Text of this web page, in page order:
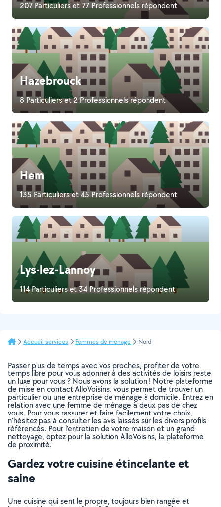
207 Particuliers et 77 Professionnels répondent
Hazebrouck
8 Particuliers et 2 Professionnels répondent
Hem
135 Particuliers et 45 Professionnels répondent
Lys-lez-Lannoy
114 Particuliers et 34 Professionnels répondent
Accueil services Femmes de ménage Nord
Passer plus de temps avec vos proches, profiter de votre
temps libre pour vous adonner à des activités de loisirs reste
un luxe pour vous ? Nous avons la solution ! Notre plateforme
de mise en contact AlloVoisins, vous permet de trouver un
particulier ou une entreprise de ménage à domicile. Entrez en
relation avec une femme de ménage à deux pas de chez
vous. Pour vous rassurer et faire facilement votre choix,
n’hésitez pas à consulter les avis laissés sur les divers profils
référencés. Pour l’entretien de votre maison et un grand
nettoyage, optez pour la solution AlloVoisins, la plateforme
de proximité.
Gardez votre cuisine étincelante et
saine
Une cuisine qui sent le propre, toujours bien rangée et